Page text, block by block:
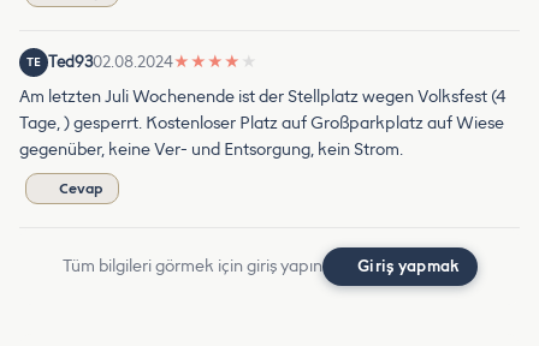
TE Ted9302.08.2024★ ★ ★ ★ ★
Am letzten Juli Wochenende ist der Stellplatz wegen Volksfest (4
Tage, ) gesperrt. Kostenloser Platz auf Großparkplatz auf Wiese
gegenüber, keine Ver- und Entsorgung, kein Strom.
Cevap
Tüm bilgileri görmek için giriş yapın Giriş yapmak